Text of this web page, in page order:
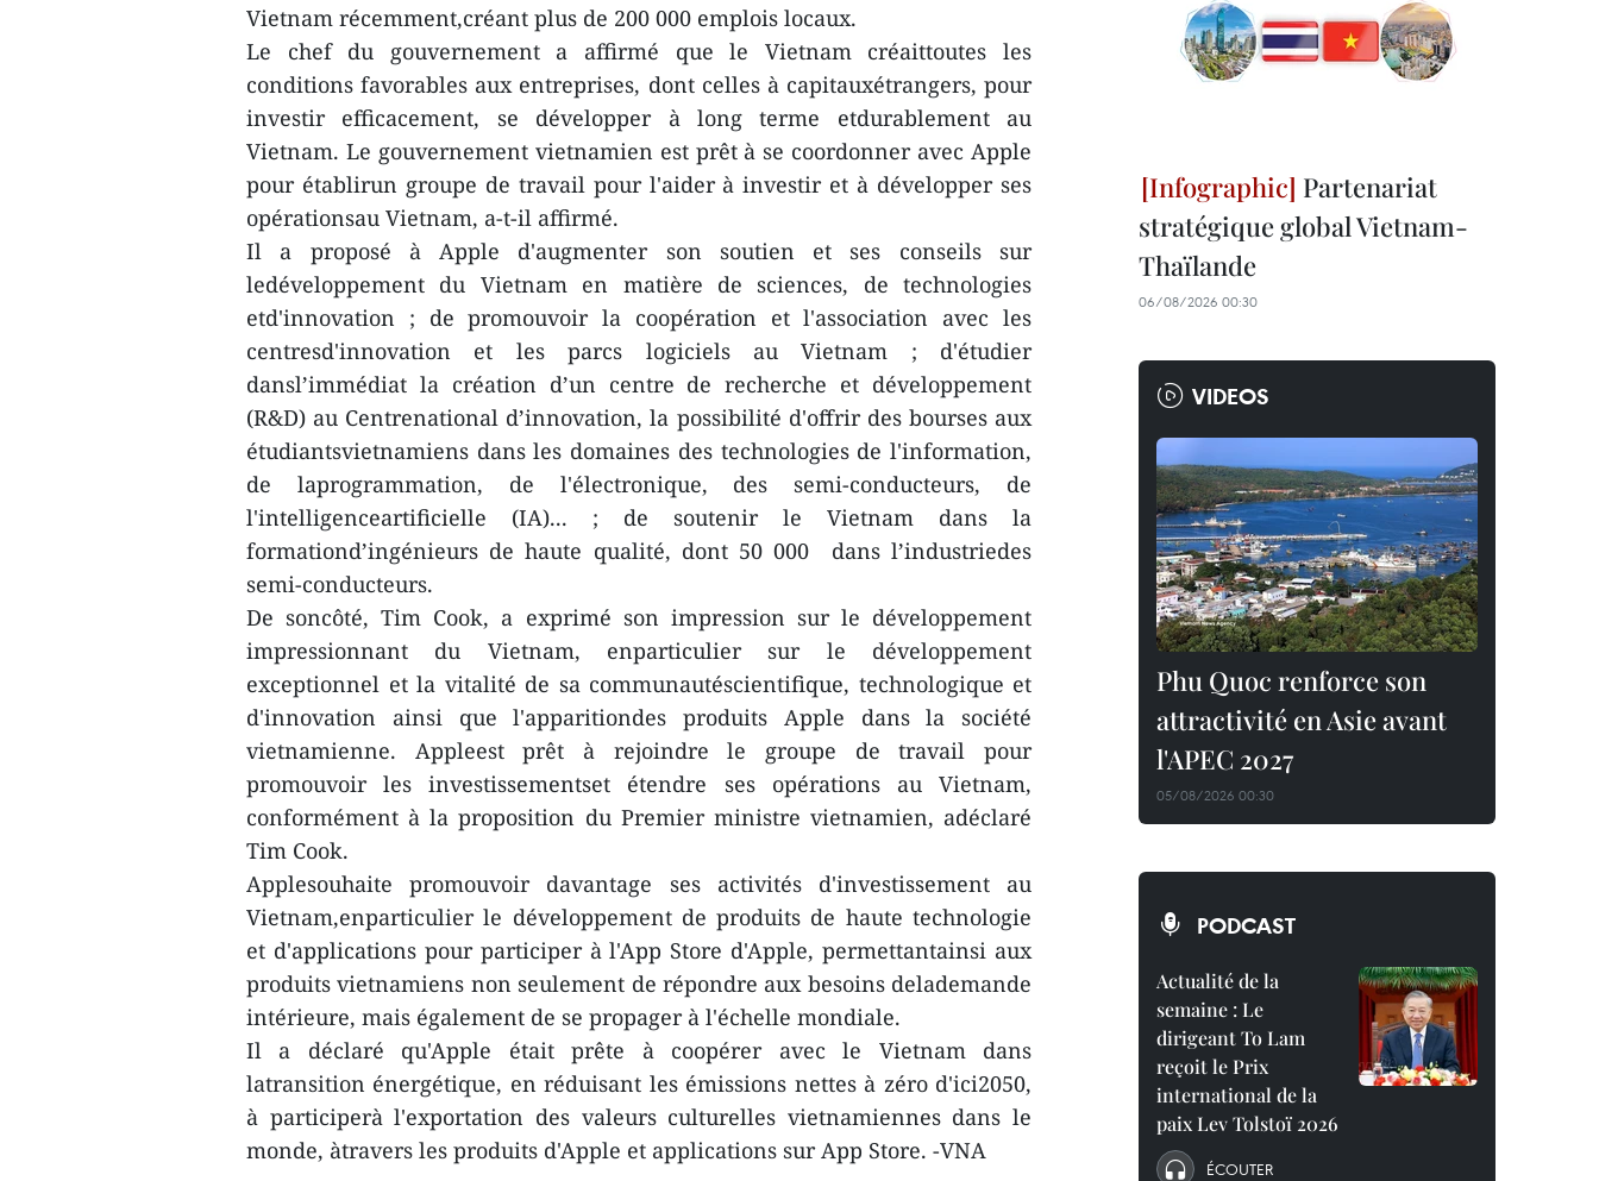
Vietnam récemment,créant plus de 200 000 emplois locaux.
Le chef du gouvernement a affirmé que le Vietnam créaittoutes les
conditions favorables aux entreprises, dont celles à capitauxétrangers, pour
investir efficacement, se développer à long terme etdurablement au
Vietnam. Le gouvernement vietnamien est prêt à se coordonner avec Apple
pour établirun groupe de travail pour l'aider à investir et à développer ses
opérationsau Vietnam, a-t-il affirmé.
Il a proposé à Apple d'augmenter son soutien et ses conseils sur
ledéveloppement du Vietnam en matière de sciences, de technologies
etd'innovation ; de promouvoir la coopération et l'association avec les
centresd'innovation et les parcs logiciels au Vietnam ; d'étudier
dansl’immédiat la création d’un centre de recherche et développement
(R&D) au Centrenational d’innovation, la possibilité d'offrir des bourses aux
étudiantsvietnamiens dans les domaines des technologies de l'information,
de laprogrammation, de l'électronique, des semi-conducteurs, de
l'intelligenceartificielle (IA)... ; de soutenir le Vietnam dans la
formationd’ingénieurs de haute qualité, dont 50 000 dans l’industriedes
semi-conducteurs.
De soncôté, Tim Cook, a exprimé son impression sur le développement
impressionnant du Vietnam, enparticulier sur le développement
exceptionnel et la vitalité de sa communautéscientifique, technologique et
d'innovation ainsi que l'apparitiondes produits Apple dans la société
vietnamienne. Appleest prêt à rejoindre le groupe de travail pour
promouvoir les investissementset étendre ses opérations au Vietnam,
conformément à la proposition du Premier ministre vietnamien, adéclaré
Tim Cook.
Applesouhaite promouvoir davantage ses activités d'investissement au
Vietnam,enparticulier le développement de produits de haute technologie
et d'applications pour participer à l'App Store d'Apple, permettantainsi aux
produits vietnamiens non seulement de répondre aux besoins delademande
intérieure, mais également de se propager à l'échelle mondiale.
Il a déclaré qu'Apple était prête à coopérer avec le Vietnam dans
latransition énergétique, en réduisant les émissions nettes à zéro d'ici2050,
à participerà l'exportation des valeurs culturelles vietnamiennes dans le
monde, àtravers les produits d'Apple et applications sur App Store. -VNA
Partenariat
stratégique global Vietnam-
Thaïlande
06/08/2026 00:30
VIDEOS
Phu Quoc renforce son
attractivité en Asie avant
l'APEC 2027
05/08/2026 00:30
PODCAST
Actualité de la
semaine : Le
dirigeant To Lam
reçoit le Prix
international de la
paix Lev Tolstoï 2026
ÉCOUTER